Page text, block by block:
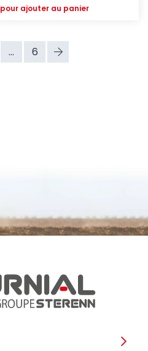
pour ajouter au panier
... 6